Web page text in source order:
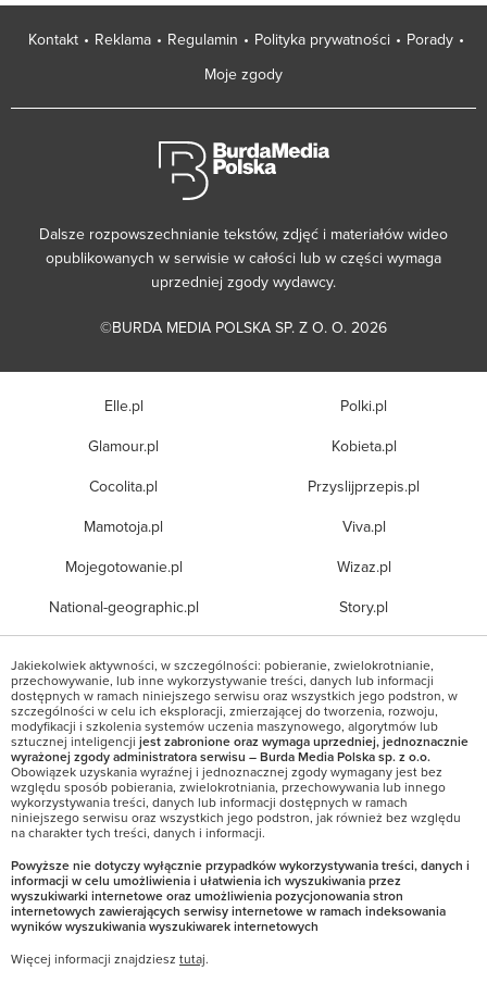
Kontakt Reklama Regulamin Polityka prywatności
Porady
Moje zgody
Dalsze rozpowszechnianie tekstów, zdjęć i materiałów wideo
opublikowanych w serwisie w całości lub w części wymaga
uprzedniej zgody wydawcy.
©BURDA MEDIA POLSKA SP. Z O. O. 2026
Elle.pl
Glamour.pl
Cocolita.pl
Mamotoja.pl
Mojegotowanie.pl
National-geographic.pl
Polki.pl
Kobieta.pl
Przyslijprzepis.pl
Viva.pl
Wizaz.pl
Story.pl
Jakiekolwiek aktywności, w szczególności: pobieranie, zwielokrotnianie,
przechowywanie, lub inne wykorzystywanie treści, danych lub informacji
dostępnych w ramach niniejszego serwisu oraz wszystkich jego podstron, w
szczególności w celu ich eksploracji, zmierzającej do tworzenia, rozwoju,
modyfikacji i szkolenia systemów uczenia maszynowego, algorytmów lub
sztucznej inteligencji jest zabronione oraz wymaga uprzedniej, jednoznacznie
wyrażonej zgody administratora serwisu – Burda Media Polska sp. z o.o.
Obowiązek uzyskania wyraźnej i jednoznacznej zgody wymagany jest bez
względu sposób pobierania, zwielokrotniania, przechowywania lub innego
wykorzystywania treści, danych lub informacji dostępnych w ramach
niniejszego serwisu oraz wszystkich jego podstron, jak również bez względu
na charakter tych treści, danych i informacji.
Powyższe nie dotyczy wyłącznie przypadków wykorzystywania treści, danych i
informacji w celu umożliwienia i ułatwienia ich wyszukiwania przez
wyszukiwarki internetowe oraz umożliwienia pozycjonowania stron
internetowych zawierających serwisy internetowe w ramach indeksowania
wyników wyszukiwania wyszukiwarek internetowych
Więcej informacji znajdziesz tutaj.